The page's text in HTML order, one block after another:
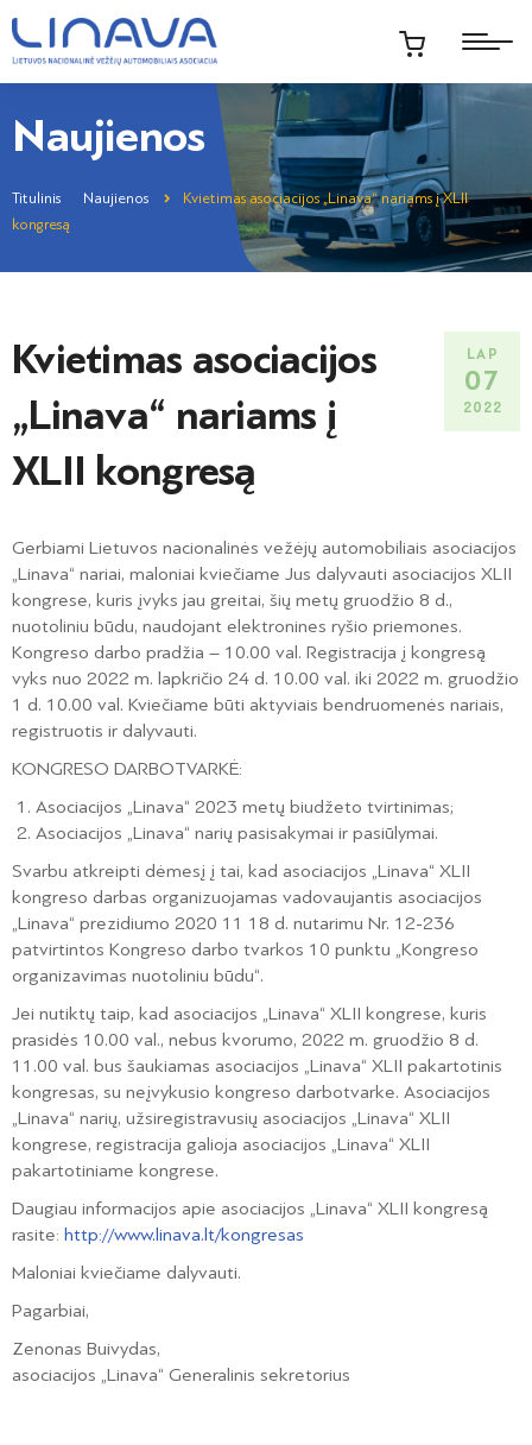
Naujienos
Titulinis Naujienos
Kvietimas asociacijos „Linava“ nariams į XLII
kongresą
Kvietimas asociacijos
„Linava“ nariams į
XLII kongresą
LAP
07
2022
Gerbiami Lietuvos nacionalinės vežėjų automobiliais asociacijos
„Linava“ nariai, maloniai kviečiame Jus dalyvauti asociacijos XLII
kongrese, kuris įvyks jau greitai, šių metų gruodžio 8 d.,
nuotoliniu būdu, naudojant elektronines ryšio priemones.
Kongreso darbo pradžia – 10.00 val. Registracija į kongresą
vyks nuo 2022 m. lapkričio 24 d. 10.00 val. iki 2022 m. gruodžio
1 d. 10.00 val. Kviečiame būti aktyviais bendruomenės nariais,
registruotis ir dalyvauti.
KONGRESO DARBOTVARKĖ:
Asociacijos „Linava“ 2023 metų biudžeto tvirtinimas;
Asociacijos „Linava“ narių pasisakymai ir pasiūlymai.
Svarbu atkreipti dėmesį į tai, kad asociacijos „Linava“ XLII
kongreso darbas organizuojamas vadovaujantis asociacijos
„Linava“ prezidiumo 2020 11 18 d. nutarimu Nr. 12-236
patvirtintos Kongreso darbo tvarkos 10 punktu „Kongreso
organizavimas nuotoliniu būdu“.
Jei nutiktų taip, kad asociacijos „Linava“ XLII kongrese, kuris
prasidės 10.00 val., nebus kvorumo, 2022 m. gruodžio 8 d.
11.00 val. bus šaukiamas asociacijos „Linava“ XLII pakartotinis
kongresas, su neįvykusio kongreso darbotvarke. Asociacijos
„Linava“ narių, užsiregistravusių asociacijos „Linava“ XLII
kongrese, registracija galioja asociacijos „Linava“ XLII
pakartotiniame kongrese.
Daugiau informacijos apie asociacijos „Linava“ XLII kongresą
rasite: http://www.linava.lt/kongresas
Maloniai kviečiame dalyvauti.
Pagarbiai,
Zenonas Buivydas,
asociacijos „Linava“ Generalinis sekretorius